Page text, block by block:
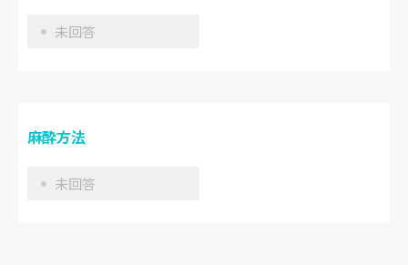
未回答
麻酔方法
未回答